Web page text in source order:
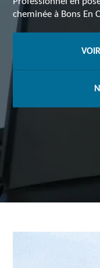
cheminée à Bons En